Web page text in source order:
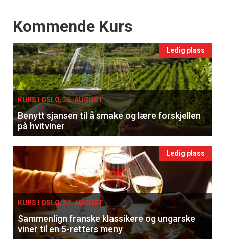
Events
Kommende Kurs
Ledig plass
KURS I OSLO, 26. AUGUST
Benytt sjansen til å smake og lære forskjellen
på hvitviner
Ledig plass
KURS I OSLO, 27. AUGUST
Sammenlign franske klassikere og ungarske
viner til en 5-retters meny